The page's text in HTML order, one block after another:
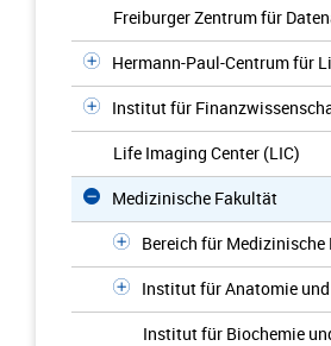
Freiburger Zentrum für
Hermann-Paul-Centrum für
Institut für
Life Imaging Center (LIC)
Medizinische Fakultät
Bereich für
Institut für Anatomie
Institut für Biochemie